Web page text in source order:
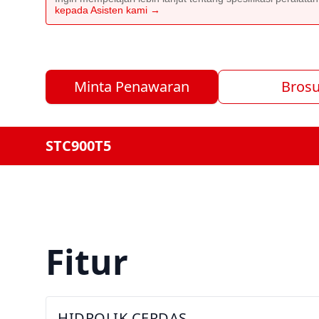
kepada Asisten kami →
Minta Penawaran
STC900T5
Fitur